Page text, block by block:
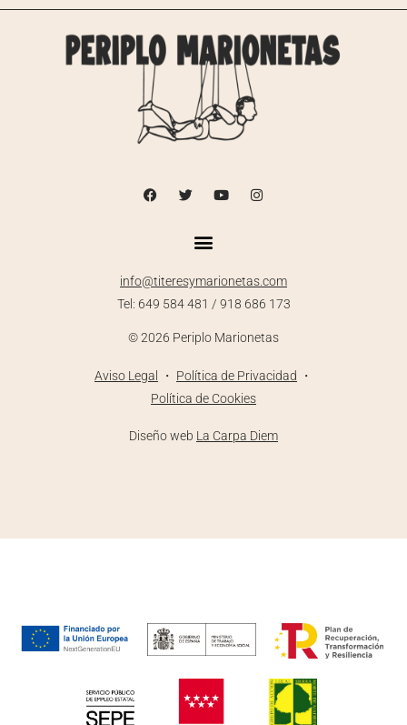
info@titeresymarionetas.com
Tel: 649 584 481 / 918 686 173
©2026 Periplo Marionetas
Aviso Legal ・ Política de Privacidad ・
Política de Cookies
Diseño web La Carpa Diem